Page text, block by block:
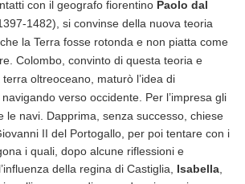
con il geografo fiorentino Paolo dal
1482), si convinse della nuova teoria
la Terra fosse rotonda e non piatta come
Colombo, convinto di questa teoria e
terra oltreoceano, maturò l’idea di
verso occidente. Per l’impresa gli
le navi. Dapprima, senza successo, chiese
II del Portogallo, per poi tentare con i
i quali, dopo alcune riflessioni e
della regina di Castiglia, Isabella,